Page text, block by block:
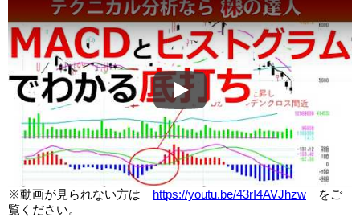
Play
※動画が見られない方は https://youtu.be/43rI4AVJhzw をご
覧ください。